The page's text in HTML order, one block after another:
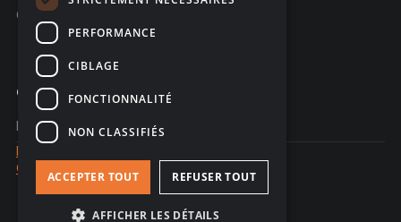
C-Trust
Contacter
Nous contacter
© 2026 - site web créé par Sales Odyssey
Mentions Légales
Confidentialité des données
PERFORMANCE
CIBLAGE
FONCTIONNALITÉ
NON CLASSIFIÉS
ACCEPTER TOUT REFUSER TOUT
AFFICHER LES DÉTAILS